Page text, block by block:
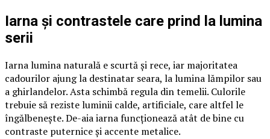
Iarna și contrastele care prind la lumina
serii
Iarna lumina naturală e scurtă și rece, iar majoritatea
cadourilor ajung la destinatar seara, la lumina lămpilor sau
a ghirlandelor. Asta schimbă regula din temelii. Culorile
trebuie să reziste luminii calde, artificiale, care altfel le
îngălbenește. De-aia iarna funcționează atât de bine cu
contraste puternice și accente metalice.